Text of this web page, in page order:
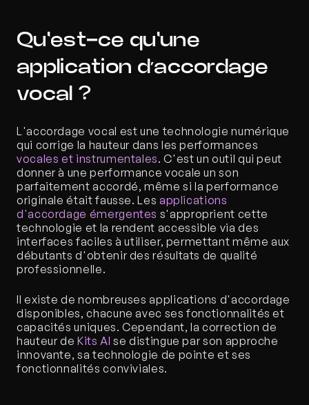
Qu'est-ce qu'une
application d’accordage
vocal ?
L'accordage vocal est une technologie numérique
vocales et instrumentales. C'est un outil qui peut
donner à une performance vocale un son
parfaitement accordé, même si la performance
originale était fausse. Les applications
d'accordage émergentes s'approprient cette
technologie et la rendent accessible via des
interfaces faciles à utiliser, permettant même aux
débutants d'obtenir des résultats de qualité
professionnelle.
Il existe de nombreuses applications d'accordage
disponibles, chacune avec ses fonctionnalités et
capacités uniques. Cependant, la correction de
hauteur de Kits AI se distingue par son approche
innovante, sa technologie de pointe et ses
fonctionnalités conviviales.